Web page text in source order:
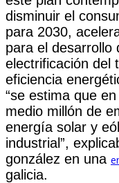
disminuir el
para 2030,
para el desarrollo
electrificación del
eficiencia
“se estima que
medio millón de
energía solar y
industrial”,
gonzález en una
galicia.